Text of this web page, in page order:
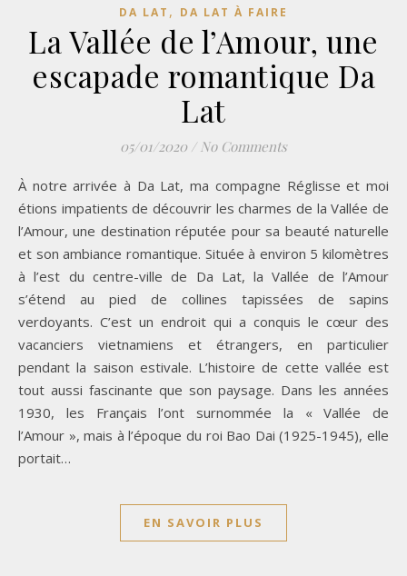
DA LAT , DA LAT À FAIRE
La Vallée de l’Amour, une
escapade romantique Da
Lat
05/01/2020 / No Comments
À notre arrivée à Da Lat, ma compagne Réglisse et moi
étions impatients de découvrir les charmes de la Vallée de
l’Amour, une destination réputée pour sa beauté naturelle
et son ambiance romantique. Située à environ 5 kilomètres
à l’est du centre-ville de Da Lat, la Vallée de l’Amour
s’étend au pied de collines tapissées de sapins
verdoyants. C’est un endroit qui a conquis le cœur des
vacanciers vietnamiens et étrangers, en particulier
pendant la saison estivale. L’histoire de cette vallée est
tout aussi fascinante que son paysage. Dans les années
1930, les Français l’ont surnommée la « Vallée de
l’Amour », mais à l’époque du roi Bao Dai (1925-1945), elle
portait…
EN SAVOIR PLUS